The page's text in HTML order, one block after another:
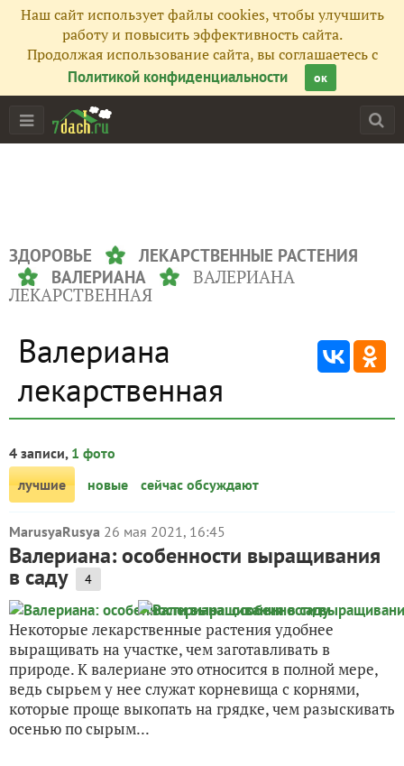
Наш сайт использует файлы cookies, чтобы улучшить
работу и повысить эффективность сайта.
Продолжая использование сайта, вы соглашаетесь с
Политикой конфиденциальности
ок
ЗДОРОВЬЕ
ЛЕКАРСТВЕННЫЕ РАСТЕНИЯ
ВАЛЕРИАНА
ВАЛЕРИАНА
ЛЕКАРСТВЕННАЯ
Валериана
лекарственная
4 записи, 1 фото
лучшие
новые сейчас обсуждают
MarusyaRusya 26 мая 2021, 16:45
Валериана: особенности выращивания
в саду 4
Некоторые лекарственные растения удобнее
выращивать на участке, чем заготавливать в
природе. К валериане это относится в полной мере,
ведь сырьем у нее служат корневища с корнями,
которые проще выкопать на грядке, чем разыскивать
осенью по сырым...